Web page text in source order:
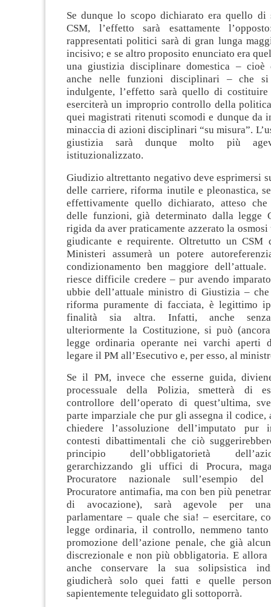
Se dunque lo scopo dichiarato era quello
CSM, l’effetto sarà esattamente
rappresentati politici sarà di gran lunga
incisivo; e se altro proposito enunciato era
una giustizia disciplinare domestica – cioè
anche nelle funzioni disciplinari – che
indulgente, l’effetto sarà quello di
eserciterà un improprio controllo della
quei magistrati ritenuti scomodi e dunque da
minaccia di azioni disciplinari “su misura”.
giustizia sarà dunque molto più
istituzionalizzato.
Giudizio altrettanto negativo deve esprimersi
delle carriere, riforma inutile e pleonastica,
effettivamente quello dichiarato, atteso che
delle funzioni, già determinato dalla legge
rigida da aver praticamente azzerato la
giudicante e requirente. Oltretutto un
Ministeri assumerà un potere
condizionamento ben maggiore
riesce difficile credere – pur avendo
ubbie dell’attuale ministro di Giustizia –
riforma puramente di facciata, è legittimo
finalità sia altra. Infatti, anche senza
ulteriormente la Costituzione, si può
legge ordinaria operante nei varchi aperti
legare il PM all’Esecutivo e, per esso, al
Se il PM, invece che esserne guida,
processuale della Polizia, smetterà di
controllore dell’operato di quest’ultima,
parte imparziale che pur gli assegna il
chiedere l’assoluzione dell’imputato pur
contesti dibattimentali che ciò
principio dell’obbligatorietà
gerarchizzando gli uffici di Procura,
Procuratore nazionale sull’esempio
Procuratore antimafia, ma con ben più
di avocazione), sarà agevole per una
parlamentare – quale che sia! – esercitare,
legge ordinaria, il controllo, nemmeno
promozione dell’azione penale, che già
discrezionale e non più obbligatoria. E
anche conservare la sua solipsistica
giudicherà solo quei fatti e quelle
sapientemente teleguidato gli sottoporrà.